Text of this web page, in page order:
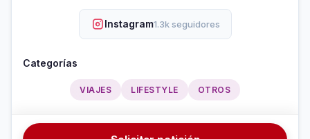
Instagram1.3k seguidores
Categorías
VIAJES LIFESTYLE OTROS